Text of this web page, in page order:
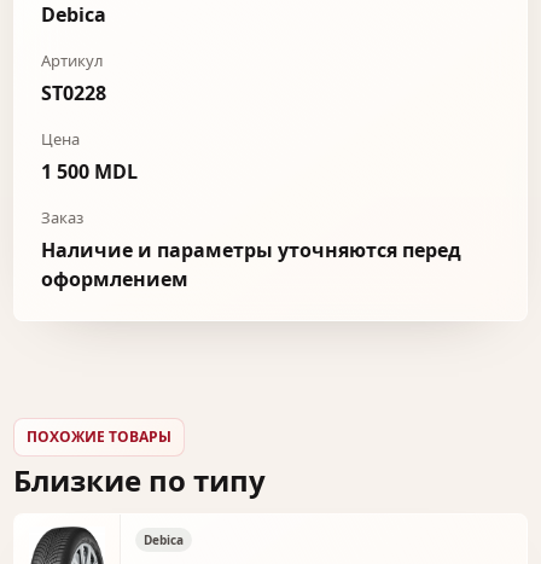
Debica
Артикул
ST0228
Цена
1 500 MDL
Заказ
Наличие и параметры уточняются перед
оформлением
ПОХОЖИЕ ТОВАРЫ
Близкие по типу
Debica